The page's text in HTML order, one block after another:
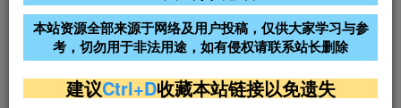
阿里云2核2G200M服务器68元/
年
雨云高防免备案服务器
超低价文字广告位招租 超低价文字广告位招租
本站资源全部来源于网络及用户投稿，仅供大家学习与参
考，切勿用于非法用途，如有侵权请联系站长删除
建议Ctrl+D收藏本站链接以免遗失